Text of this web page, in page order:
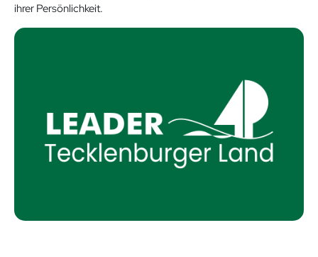
ihrer Persönlichkeit.